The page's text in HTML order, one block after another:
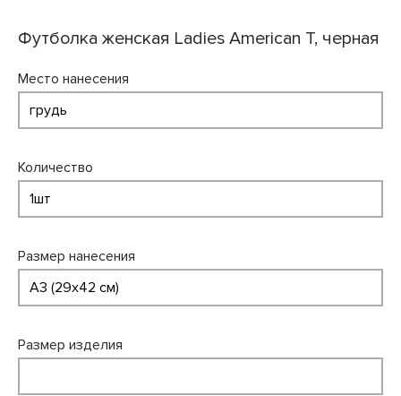
Футболка женская Ladies American T, черная
Место нанесения
Количество
Размер нанесения
Размер изделия